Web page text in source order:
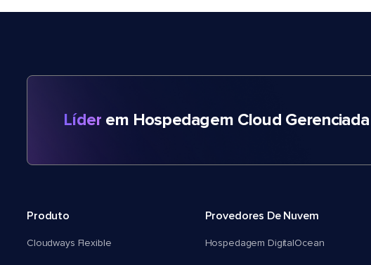
Líder em Hospedagem Cloud Gerenciada
Produto
Cloudways Flexible
Provedores De Nuvem
Hospedagem DigitalOcean